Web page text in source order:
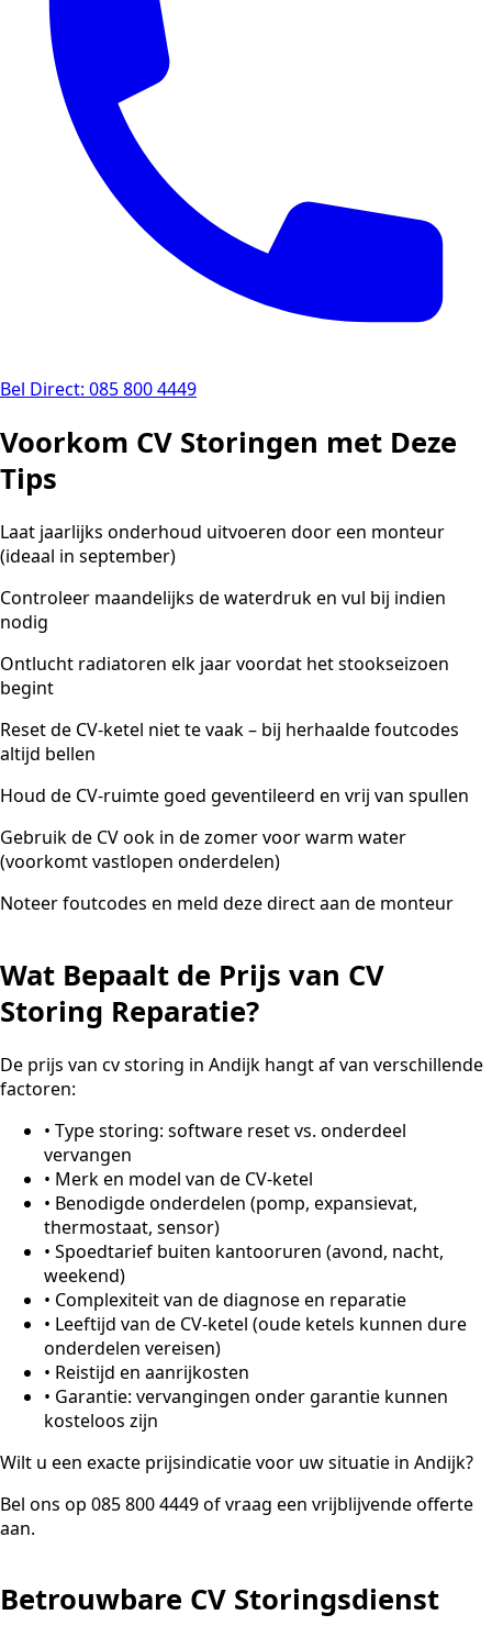
Bel Direct: 085 800 4449
Voorkom CV Storingen met Deze
Tips
Laat jaarlijks onderhoud uitvoeren door een monteur
(ideaal in september)
Controleer maandelijks de waterdruk en vul bij indien
nodig
Ontlucht radiatoren elk jaar voordat het stookseizoen
begint
Reset de CV-ketel niet te vaak – bij herhaalde foutcodes
altijd bellen
Houd de CV-ruimte goed geventileerd en vrij van spullen
Gebruik de CV ook in de zomer voor warm water
(voorkomt vastlopen onderdelen)
Noteer foutcodes en meld deze direct aan de monteur
Wat Bepaalt de Prijs van CV
Storing Reparatie?
De prijs van cv storing in Andijk hangt af van verschillende
factoren:
• Type storing: software reset vs. onderdeel
vervangen
• Merk en model van de CV-ketel
• Benodigde onderdelen (pomp, expansievat,
thermostaat, sensor)
• Spoedtarief buiten kantooruren (avond, nacht,
weekend)
• Complexiteit van de diagnose en reparatie
• Leeftijd van de CV-ketel (oude ketels kunnen dure
onderdelen vereisen)
• Reistijd en aanrijkosten
• Garantie: vervangingen onder garantie kunnen
kosteloos zijn
Wilt u een exacte prijsindicatie voor uw situatie in Andijk?
Bel ons op 085 800 4449 of vraag een vrijblijvende offerte
aan.
Betrouwbare CV Storingsdienst